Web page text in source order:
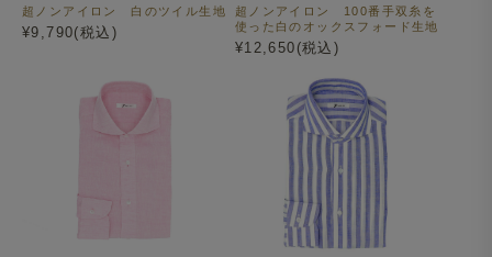
超ノンアイロン 白のツイル生地
¥9,790(税込)
超ノンアイロン 100番手双糸を
使った白のオックスフォード生地
¥12,650(税込)